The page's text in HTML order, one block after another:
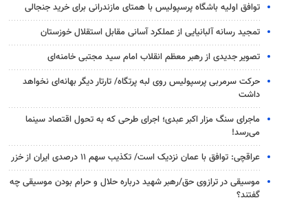
توافق اولیه باشگاه پرسپولیس با همتای مازندرانی برای خرید جنجالی
تمجید رسانه آلبانیایی از عملکرد آسانی مقابل استقلال خوزستان
تصویر جدیدی از رهبر معظم انقلاب امام سید مجتبی خامنه‌ای
حرکت سرمربی پرسپولیس روی لبه پرتگاه/ تارتار دیگر بهانه‌ای نخواهد
داشت
ماجرای سنگ مزار اکبر عبدی؛ اجرای طرحی که به تحول اقتصاد سینما
می‌رسد!
عراقچی: توافق با عمان نزدیک است/ تکذیب سهم ۱۱ درصدی ایران از خزر
موسیقی در ترازوی حق/رهبر شهید درباره حلال و حرام بودن موسیقی چه
گفتند؟